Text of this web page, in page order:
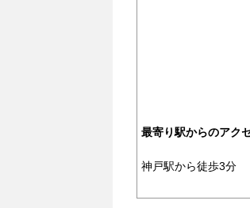
最寄り駅からのアク
神戸駅から徒歩3分